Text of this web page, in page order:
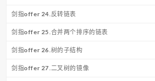
剑指offer 24.反转链表
剑指offer 25.合并两个排序的链表
剑指offer 26.树的子结构
剑指offer 27.二叉树的镜像